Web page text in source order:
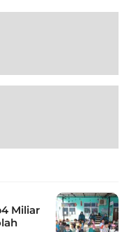
Miliar